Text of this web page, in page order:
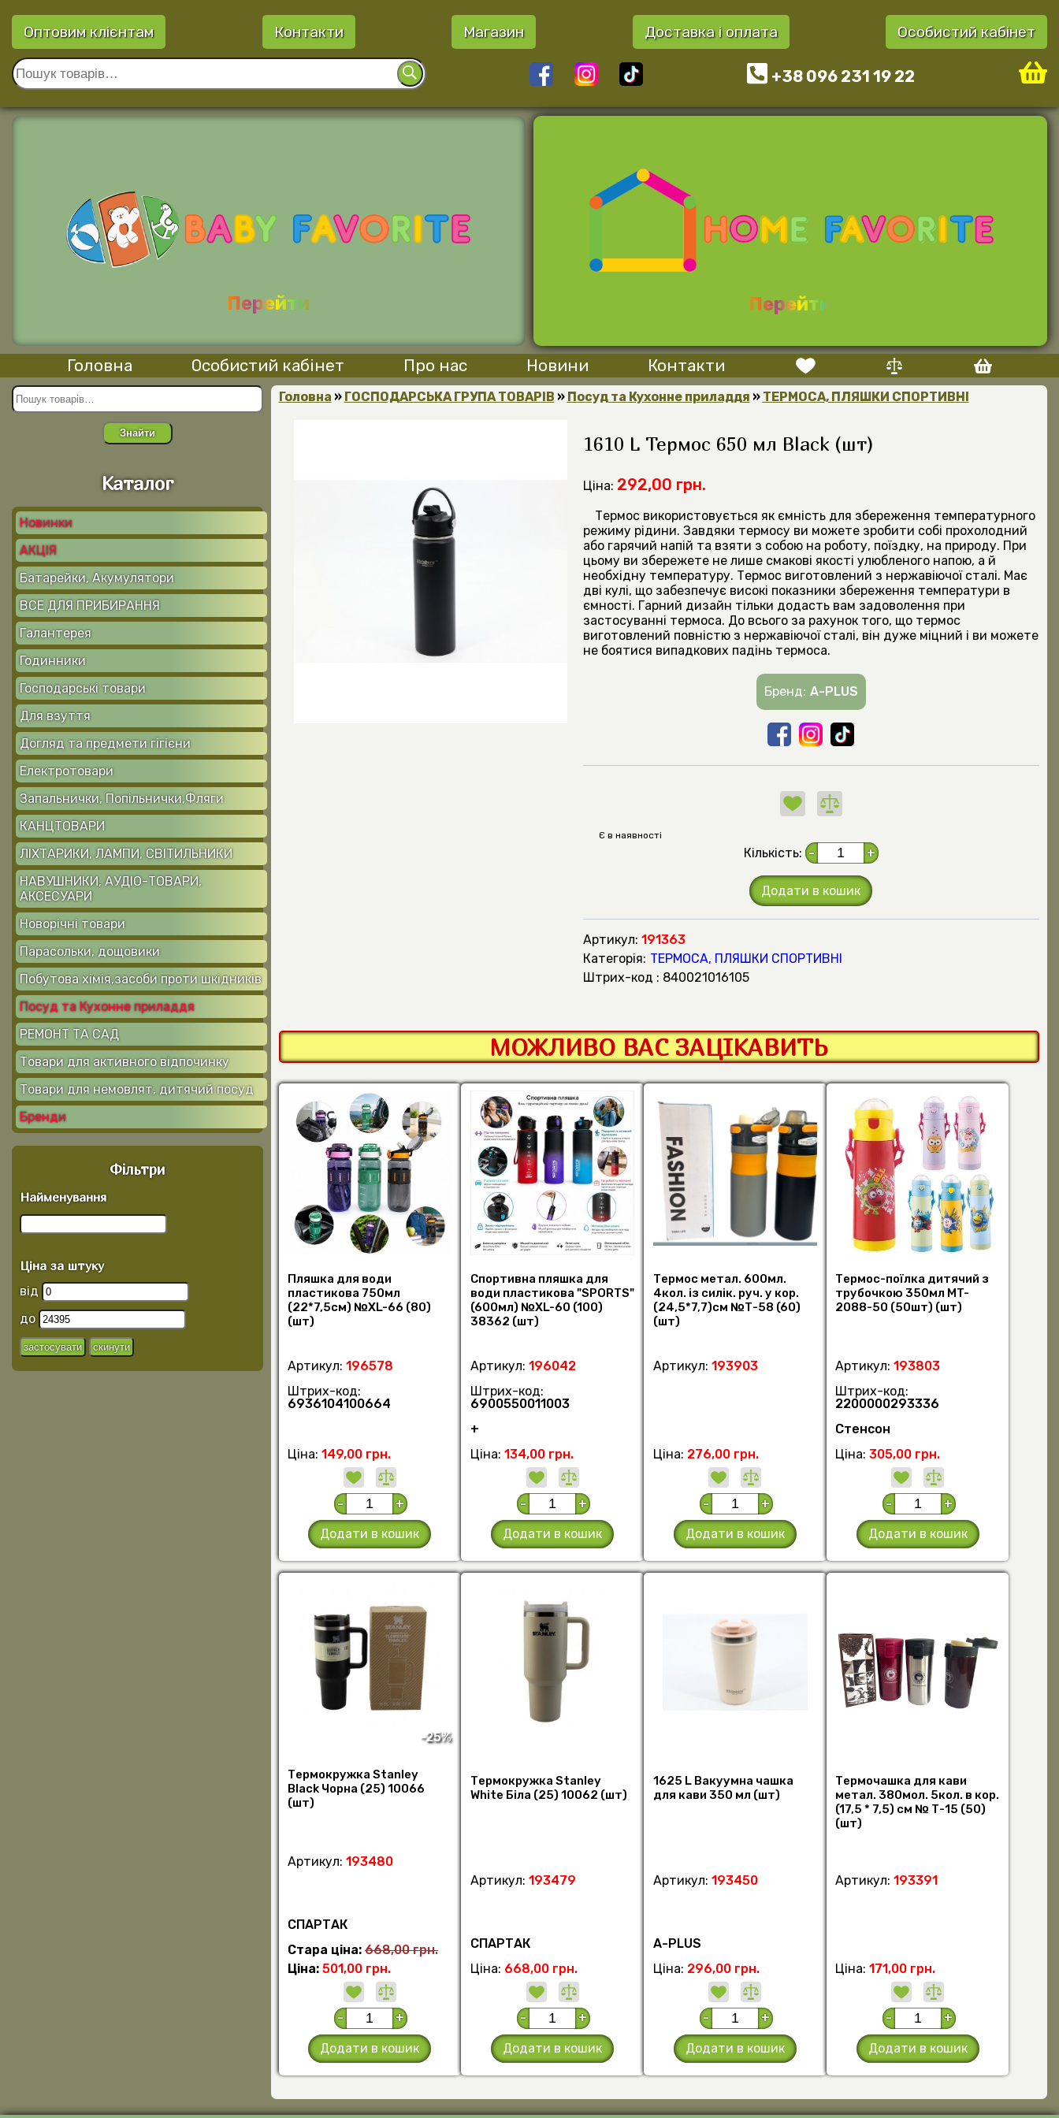
Оптовим клієнтам Контакти Магазин Доставка і оплата Особистий кабінет
+38 096 231 19 22
Перейти Перейти
Головна Особистий кабінет Про нас Новини Контакти
Знайти
Каталог
Новинки
АКЦІЯ
Батарейки, Акумулятори
АКУМУЛЯТОРИ, POWER
BANK
ВСЕ ДЛЯ ПРИБИРАННЯ
Галантерея
РЮКЗАКИ, СУМКИ,
КОСМЕТИЧКИ
ФОТОРАМКИ, ПАННО,
ФОТОАЛЬБОМИ
Годинники
Господарські товари
ІНШІ ГОСПОДАРСЬКІ
ТОВАРИ
ВІШАЛКИ, ПЛЕЧИКИ,
СУШАРКИ ДЛЯ БІЛИЗНИ
ВАГИ КУХОННІ, ТОРГОВІ,
ПІДЛОГОВІ, КАНТЕР
ГУМКИ ДЛЯ БІЛИЗНИ,
МОТУЗКИ
КУЛЬКИ, ФАСОВКИ,
ГОСП. СУМКИ
ОСТАННІ
НАДХОДЖЕННЯ
ГОСПОДАРСЬКИХ
ДЛЯ ДОМУ
Для взуття
Догляд та предмети гігієни
МАНІКЮРНІ НАБОРИ,
ДЗЕРКАЛА, ГРЕБІНЦІ
Електротовари
Запальнички, Попільнички,Фляги
ГАЗ,ПАЛЬНИКИ,КУХОННІ
ЗАПАЛЬНИЧКИ
ПОДАРУНКОВІ
КАНЦТОВАРИ
АЛЬБОМИ,
РОЗМАЛЬОВКИ, ДЕКОР,
ТВОРЧІСТЬ
КАНЦЕЛЯРСЬКЕ
ПРИЛАДДЯ
РУЧКИ, ФЛОМАСТЕРИ,
ФАРБИ, ОЛІВЦІ, НАБОРИ
ЛІХТАРИКИ, ЛАМПИ, СВІТИЛЬНИКИ
НАВУШНИКИ, АУДІО-ТОВАРИ,
АКСЕСУАРИ
ПЕРЕХІДНИКИ, ШНУРИ
ТА ІНШЕ
РАДІО, КОЛОНКИ
МОБІЛЬНІ, МІКРОФОНИ
ФЛЕШ-НАКОПИЧУВАЧІ,
CD-ДИСКИ
Новорічні товари
Парасольки, дощовики
Побутова хімія,засоби проти шкідників
Посуд та Кухонне приладдя
Глечики, Набори з
стаканами
Керамічні та інші чашки,
кружкиКАСТРУЛІ,
РЕМОНТ ТА САД
Для електрики
(електрофурнітура,
подовжувачі,
Товари для активного відпочинку
Товари для немовлят, дитячий посуд
Бренди
Фільтри
Найменування
Ціна за штуку
від
до
Головна » ГОСПОДАРСЬКА ГРУПА ТОВАРІВ » Посуд та Кухонне приладдя » ТЕРМОСА, ПЛЯШКИ СПОРТИВНІ
1610 L Термос 650 мл Black (шт)
Ціна: 292,00 грн.
Термос використовується як ємність для збереження температурного
режиму рідини. Завдяки термосу ви можете зробити собі прохолодний
або гарячий напій та взяти з собою на роботу, поїздку, на природу. При
цьому ви збережете не лише смакові якості улюбленого напою, а й
необхідну температуру. Термос виготовлений з нержавіючої сталі. Має
дві кулі, що забезпечує високі показники збереження температури в
ємності. Гарний дизайн тільки додасть вам задоволення при
застосуванні термоса. До всього за рахунок того, що термос
виготовлений повністю з нержавіючої сталі, він дуже міцний і ви можете
не боятися випадкових падінь термоса.
Бренд: А-PLUS
Є в наявності
Кількість: - +
Додати в кошик
Артикул: 191363
Категорія: ТЕРМОСА, ПЛЯШКИ СПОРТИВНІ
штрих-код : 840021016105
МОЖЛИВО ВАС ЗАЦІКАВИТЬ
Пляшка для води
пластикова 750мл
(22*7,5см) №XL-66 (80)
(шт)
Артикул:196578
Штрих-код:
6936104100664
Ціна:149,00 грн.
- +
Додати в кошик
Спортивна пляшка для
води пластикова "SPORTS"
(600мл) №XL-60 (100)
38362 (шт)
Артикул: 196042
Штрих-код:
6900550011003
+
Ціна: 134,00 грн.
- +
Додати в кошик
Термос метал. 600мл.
4кол. із силік. руч. у кор.
(24,5*7,7)см №Т-58 (60)
(шт)
Артикул: 193903
Ціна: 276,00 грн.
- +
Додати в кошик
Термос-поїлка дитячий з
трубочкою 350мл MT-
2088-50 (50шт) (шт)
Артикул:193803
Штрих-код:
2200000293336
Стенсон
Ціна:305,00 грн.
- +
Додати в кошик
-25%
Термокружка Stanley
Black Чорна (25) 10066
(шт)
Артикул:193480
СПАРТАК
Стара ціна:668,00 грн.
Ціна:501,00 грн.
- +
Додати в кошик
Термокружка Stanley
White Біла (25) 10062 (шт)
Артикул: 193479
СПАРТАК
Ціна: 668,00 грн.
- +
Додати в кошик
1625 L Вакуумна чашка
для кави 350 мл (шт)
Артикул: 193450
А-PLUS
Ціна: 296,00 грн.
- +
Додати в кошик
Термочашка для кави
метал. 380мол. 5кол. в кор.
(17,5 * 7,5) см № Т-15 (50)
(шт)
Артикул:193391
Ціна:171,00 грн.
- +
Додати в кошик